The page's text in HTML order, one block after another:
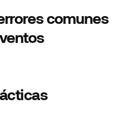
comunes